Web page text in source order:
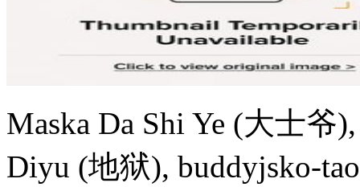
Maska Da Shi Ye (大士爷
Diyu (地狱), buddyjsko-